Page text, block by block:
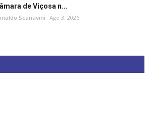
de Viçosa n...
Scanavini Ago 3, 2026